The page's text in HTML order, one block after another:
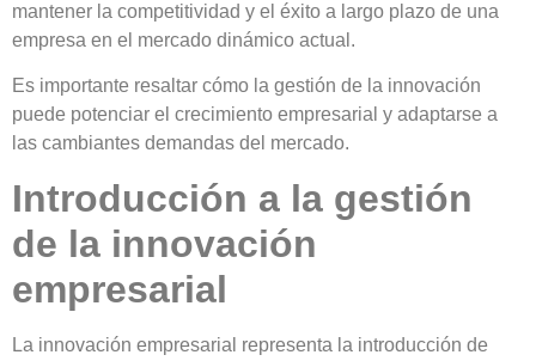
mantener la competitividad y el éxito a largo plazo de una
empresa en el mercado dinámico actual.
Es importante resaltar cómo la gestión de la innovación
puede potenciar el crecimiento empresarial y adaptarse a
las cambiantes demandas del mercado.
Introducción a la gestión
de la innovación
empresarial
La innovación empresarial representa la introducción de